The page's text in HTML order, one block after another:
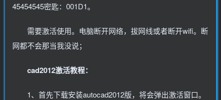
45454545密匙：001D1。
需要激活使用。电脑断开网络，拔网线或者断开wifi。断
网都不会那当我没说；
cad2012激活教程：
1、首先下载安装autocad2012版，将会弹出激活窗口。